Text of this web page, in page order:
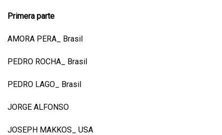
Primera parte
AMORA PERA_ Brasil
PEDRO ROCHA_ Brasil
PEDRO LAGO_ Brasil
JORGE ALFONSO
JOSEPH MAKKOS_ USA